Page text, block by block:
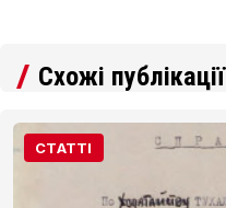
Схожі публікації
СТАТТІ